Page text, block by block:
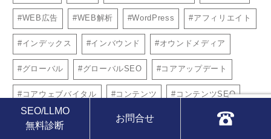
WEB広告 WEB解析 WordPress アフィリエイト
インデックス インバウンド オウンドメディア
グローバル グローバルSEO コアアップデート
コアウェブバイタル コンテンツ コンテンツSEO
コンテンツマーケティング ブランディング ブログ
SEO/LLMO
無料診断
お問合せ